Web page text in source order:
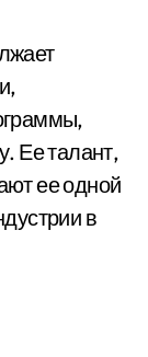
Ее талант,
ее одной
в